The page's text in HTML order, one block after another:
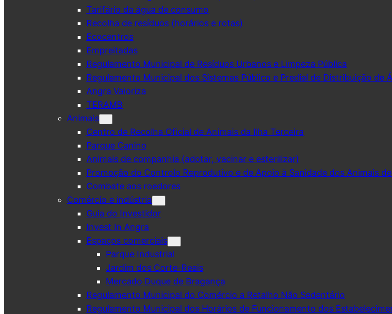
Tarifário da água de consumo
Recolha de resíduos (horários e rotas)
Ecocentros
Empreitadas
Regulamento Municipal de Resíduos Urbanos e Limpeza Pública
Regulamento Municipal dos Sistemas Público e Predial de Distribuição de
Angra Valoriza
TERAMB
Animais
Centro de Recolha Oficial de Animais da Ilha Terceira
Parque Canino
Animais de companhia (adotar, vacinar e esterilizar)
Promoção do Controlo Reprodutivo e de Apoio à Sanidade dos Animais
Combate aos roedores
Comércio e indústria
Guia do Investidor
Invest In Angra
Espaços comerciais
Parque Industrial
Jardim dos Corte-Reais
Mercado Duque de Bragança
Regulamento Municipal do Comércio a Retalho Não Sedentário
Regulamento Municipal dos Horários de Funcionamento dos